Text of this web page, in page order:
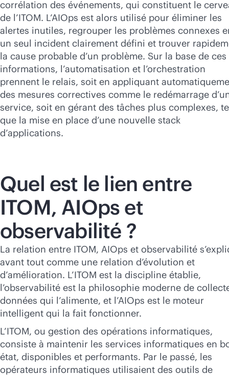
corrélation des événements, qui constituent le
de l’ITOM. L’AIOps est alors utilisé pour éliminer les
alertes inutiles, regrouper les problèmes connexes
un seul incident clairement défini et trouver
la cause probable d’un problème. Sur la base de ces
informations, l’automatisation et l’orchestration
prennent le relais, soit en appliquant
des mesures correctives comme le redémarrage
service, soit en gérant des tâches plus complexes,
que la mise en place d’une nouvelle stack
d’applications.
Quel est le lien entre
ITOM, AIOps et
observabilité ?
La relation entre ITOM, AIOps et observabilité
avant tout comme une relation d’évolution et
d’amélioration. L’ITOM est la discipline établie,
l’observabilité est la philosophie moderne de
données qui l’alimente, et l’AIOps est le moteur
intelligent qui la fait fonctionner.
L’ITOM, ou gestion des opérations informatiques,
consiste à maintenir les services informatiques en
état, disponibles et performants. Par le passé, les
opérateurs informatiques utilisaient des outils de